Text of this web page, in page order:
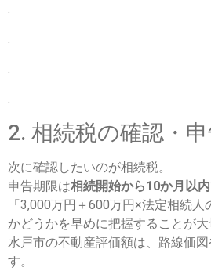
.
.
.
2. 相続税の確認・
次に確認したいのが相続税。
申告期限は相続開始から10か月以内
「3,000万円＋600万円×法定相続
かどうかを早めに把握することが大
水戸市の不動産評価額は、路線価
す。